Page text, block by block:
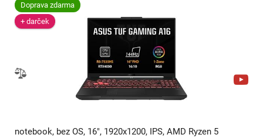
Doprava zdarma
+ darček
notebook, bez OS, 16", 1920x1200, IPS, AMD Ryzen 5